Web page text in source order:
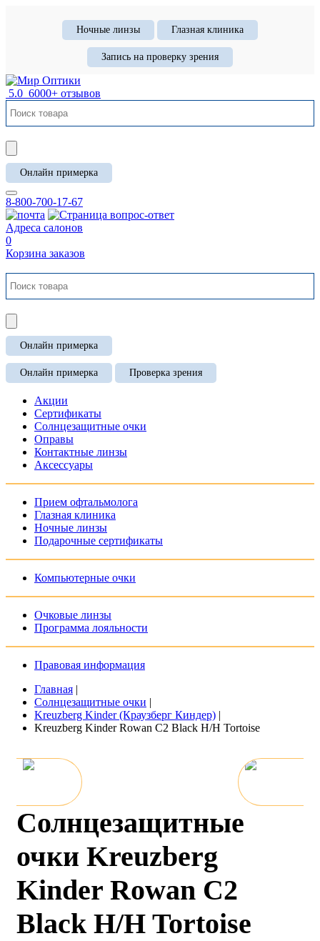
Ночные линзы Глазная клиника
Запись на проверку зрения
5.0 6000+ отзывов
Онлайн примерка
8-800-700-17-67
Адреса салонов
0
Корзина заказов
Онлайн примерка
Онлайн примерка Проверка зрения
Акции
Сертификаты
Солнцезащитные очки
Оправы
Контактные линзы
Аксессуары
Прием офтальмолога
Глазная клиника
Ночные линзы
Подарочные сертификаты
Компьютерные очки
Очковые линзы
Программа лояльности
Правовая информация
Главная |
Солнцезащитные очки |
Kreuzberg Kinder (Краузберг Киндер) |
Kreuzberg Kinder Rowan C2 Black H/H Tortoise
Солнцезащитные
очки Kreuzberg
Kinder Rowan C2
Black H/H Tortoise